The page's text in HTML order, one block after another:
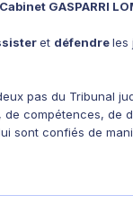
Cabinet GASPARRI
et défendreles
pas du Tribunal
compétences, de
sont confiés de